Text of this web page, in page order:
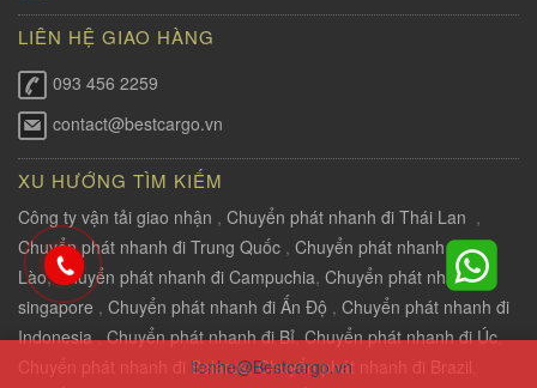
LIÊN HỆ GIAO HÀNG
093 456 2259
contact@bestcargo.vn
XU HƯỚNG TÌM KIẾM
Công ty vận tải giao nhận , Chuyển phát nhanh đi Thái Lan ,
Chuyển phát nhanh đi Trung Quốc , Chuyển phát nhanh đi
Lào,Chuyển phát nhanh đi Campuchia, Chuyển phát nhanh đi
singapore , Chuyển phát nhanh đi Ấn Độ , Chuyển phát nhanh đi
Indonesia,Chuyển phát nhanh đi Bỉ,Chuyển phát nhanh đi Úc,
Chuyển phát nhanh đi Belarus,Chuyển phát nhanh đi Brazil
lienhe@Bestcargo.vn